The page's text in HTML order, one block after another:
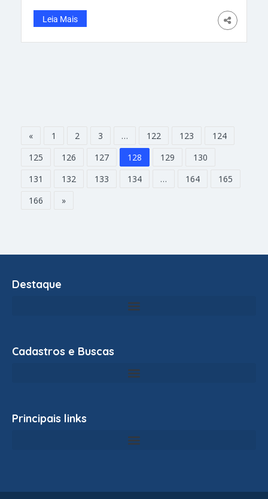
2021, alegando desta vez ser vítima de
perseguição por parte da Administração Joe
Biden e marcou uma audiência para 16 de
Leia Mais
« 1 2 3 … 122 123
124
125
126 127 128 129
130
131
132 133 134 … 164
165
166
»
Destaque
Cadastros e Buscas
Principais links